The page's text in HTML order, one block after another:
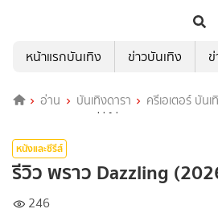
หน้าแรกบันเทิง
ข่าวบันเทิง
อ่าน บันเทิงดารา ครีเอเตอร์ บันเ
Dazzling (2026) ซีรีส์จีน
หนังและซีรีส์
รีวิว พราว Dazzling
246